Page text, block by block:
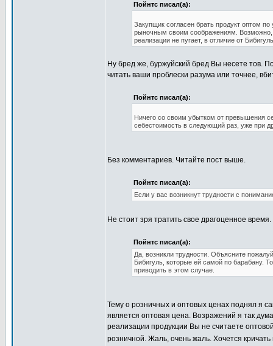
Пойнтс писал(а):
Закупщик согласен брать продукт оптом
рыночным своим соображениям. Возможно,
реализации не пугает, в отличие от
Ну бред же, буржуйский бред Вы несете тов.
читать ваши проблески разума или точнее,
Пойнтс писал(а):
Ничего со своим убытком от превышения
себестоимость в следующий раз, уже при
Без комментариев. Читайте пост выше.
Пойнтс писал(а):
Если у вас возникнут трудности с
Не стоит зря тратить свое драгоценное
Пойнтс писал(а):
Да, возникли трудности. Объясните
Бибигуль, которые ей самой по барабану.
приводить в этом случае.
Тему о розничных и оптовых ценах поднял я
является оптовая цена. Возражений я так
реализации продукции Вы не считаете
розничной. Жаль, очень жаль. Хочется